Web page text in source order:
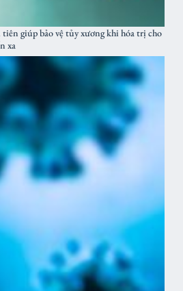
giúp bảo vệ tủy xương khi hóa trị cho
xa